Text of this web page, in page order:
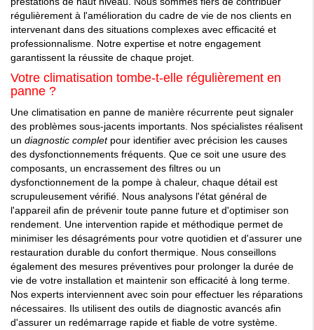
régulièrement à l'amélioration du cadre de vie de nos clients en
intervenant dans des situations complexes avec efficacité et
professionnalisme. Notre expertise et notre engagement
garantissent la réussite de chaque projet.
Votre climatisation tombe-t-elle régulièrement en
panne ?
Une climatisation en panne de manière récurrente peut signaler
des problèmes sous-jacents importants. Nos spécialistes réalisent
un diagnostic completpour identifier avec précision les causes
des dysfonctionnements fréquents. Que ce soit une usure des
composants, un encrassement des filtres ou un
dysfonctionnement de la pompe à chaleur, chaque détail est
scrupuleusement vérifié. Nous analysons l'état général de
l'appareil afin de prévenir toute panne future et d'optimiser son
rendement. Une intervention rapide et méthodique permet de
minimiser les désagréments pour votre quotidien et d'assurer une
restauration durable du confort thermique. Nous conseillons
également des mesures préventives pour prolonger la durée de
vie de votre installation et maintenir son efficacité à long terme.
Nos experts interviennent avec soin pour effectuer les réparations
nécessaires. Ils utilisent des outils de diagnostic avancés afin
d'assurer un redémarrage rapide et fiable de votre système.